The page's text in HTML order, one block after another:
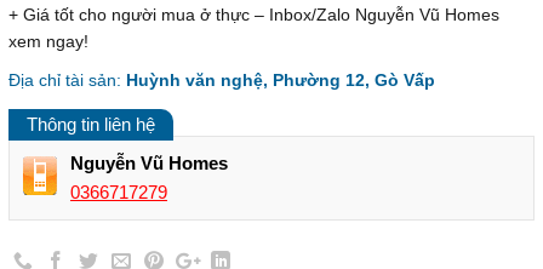
+ Giá tốt cho người mua ở thực – Inbox/Zalo Nguyễn Vũ Homes
xem ngay!
Địa chỉ tài sản: Huỳnh văn nghệ, Phường 12, Gò Vấp
Thông tin liên hệ
Nguyễn Vũ Homes
0366717279